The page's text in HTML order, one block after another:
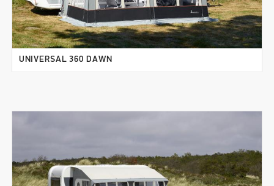
UNIVERSAL 360 DAWN